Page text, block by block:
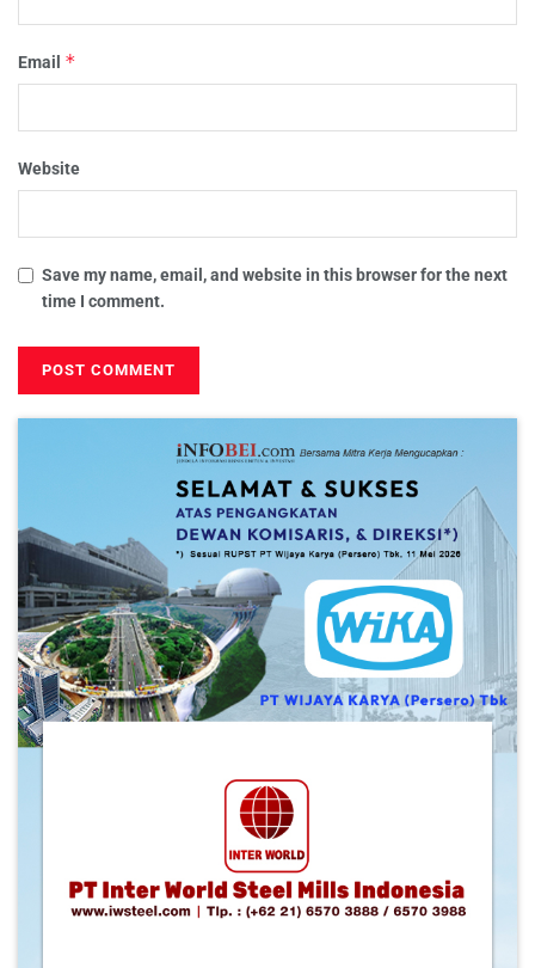
Email *
Website
Save my name, email, and website in this browser for the next
time I comment.